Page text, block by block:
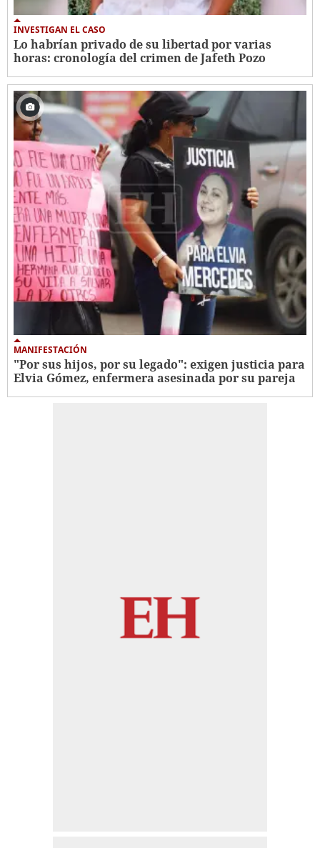
INVESTIGAN EL CASO
Lo habrían privado de su libertad por varias
horas: cronología del crimen de Jafeth Pozo
MANIFESTACIÓN
"Por sus hijos, por su legado": exigen justicia para
Elvia Gómez, enfermera asesinada por su pareja